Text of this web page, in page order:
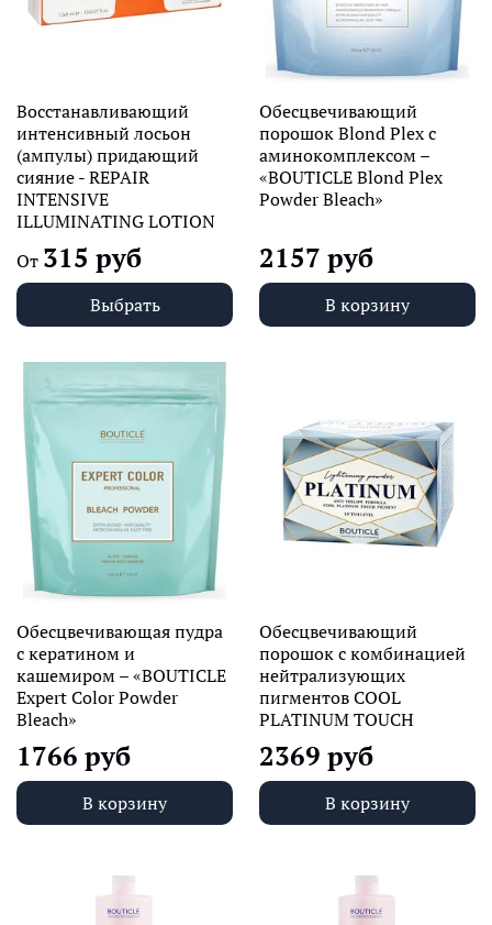
Восстанавливающий
интенсивный лосьон
(ампулы) придающий
сияние - REPAIR
INTENSIVE
ILLUMINATING LOTION
От 315 руб
Выбрать
Обесцвечивающий
порошок Blond Plex с
аминокомплексом –
«BOUTICLE Blond Plex
Powder Bleach»
2157 руб
В корзину
Обесцвечивающая пудра
с кератином и
кашемиром – «BOUTICLE
Expert Color Powder
Bleach»
1766 руб
В корзину
Обесцвечивающий
порошок с комбинацией
нейтрализующих
пигментов COOL
PLATINUM TOUCH
2369 руб
В корзину